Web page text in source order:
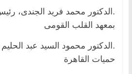
.الدكتور محمد فريد الجندى،
بمعهد القلب القومى
.الدكتور محمود السيد عبد
حميات القاهرة